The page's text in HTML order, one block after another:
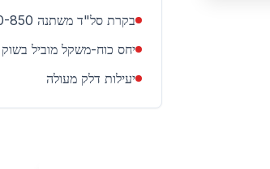
בקרת סל"ד משתנה 650-850
יחס כוח-משקל מוביל בשוק
יעילות דלק מעולה